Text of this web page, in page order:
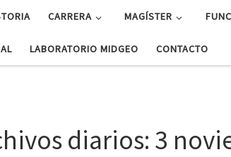
CARRERA MAGÍSTER
LABORATORIO MIDGEO CONTACTO
diarios: 3